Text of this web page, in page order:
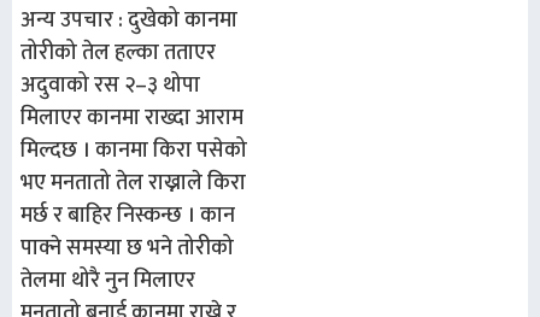
अन्य उपचार : दुखेको कानमा
तोरीको तेल हल्का तताएर
अदुवाको रस २–३ थोपा
मिलाएर कानमा राख्दा आराम
मिल्दछ । कानमा किरा पसेको
भए मनतातो तेल राख्नाले किरा
मर्छ र बाहिर निस्कन्छ । कान
पाक्ने समस्या छ भने तोरीको
तेलमा थोरै नुन मिलाएर